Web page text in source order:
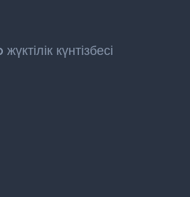
күнтізбесі